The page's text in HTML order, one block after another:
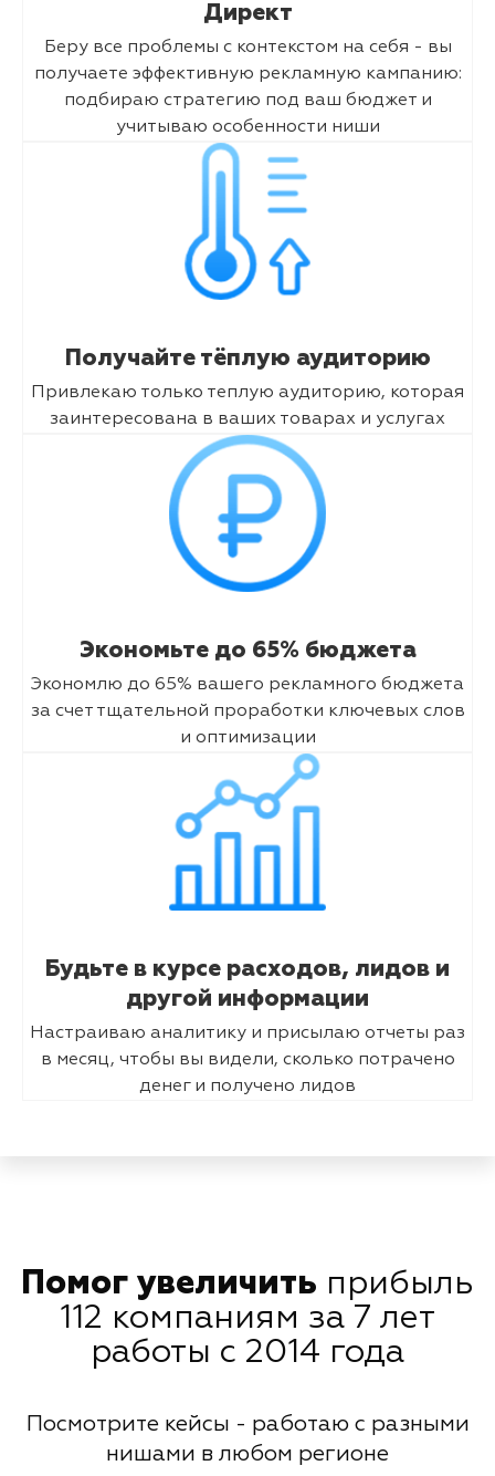
Директ
Беру все проблемы с контекстом на себя - вы
получаете эффективную рекламную кампанию:
подбираю стратегию под ваш бюджет и
учитываю особенности ниши
Получайте тёплую аудиторию
Привлекаю только теплую аудиторию, которая
заинтересована в ваших товарах и услугах
Экономьте до 65% бюджета
Экономлю до 65% вашего рекламного бюджета
за счет тщательной проработки ключевых слов
и оптимизации
Будьте в курсе расходов, лидов и
другой информации
Настраиваю аналитику и присылаю отчеты раз
в месяц, чтобы вы видели, сколько потрачено
денег и получено лидов
Помог увеличить прибыль
112 компаниям за 7 лет
работы с 2014 года
Посмотрите кейсы - работаю с разными
нишами в любом регионе